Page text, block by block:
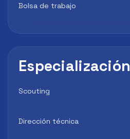
Bolsa de trabajo
Especialización
Scouting
Dirección técnica